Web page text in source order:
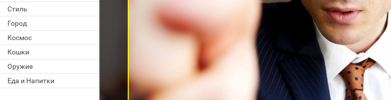
Стиль
Город
Космос
Кошки
Оружие
Еда и Напитки